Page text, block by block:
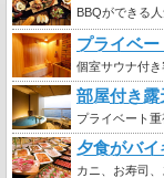
BBQができる
プライベ
個室サウナ付
部屋付き
プライベート
夕食がバ
カニ、お寿司